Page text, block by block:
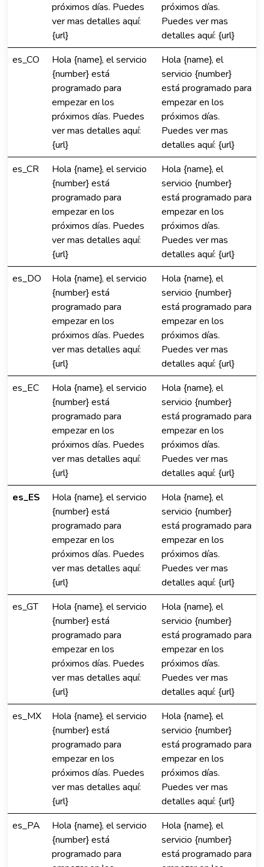
próximos días. Puedes
ver mas detalles aquí:
{url}
próximos días.
Puedes ver mas
detalles aquí: {url}
es_CO
Hola {name}, el servicio
{number} está
programado para
empezar en los
próximos días. Puedes
ver mas detalles aquí:
{url}
Hola {name}, el
servicio {number}
está programado para
empezar en los
próximos días.
Puedes ver mas
detalles aquí: {url}
es_CR
Hola {name}, el servicio
{number} está
programado para
empezar en los
próximos días. Puedes
ver mas detalles aquí:
{url}
Hola {name}, el
servicio {number}
está programado para
empezar en los
próximos días.
Puedes ver mas
detalles aquí: {url}
es_DO
Hola {name}, el servicio
{number} está
programado para
empezar en los
próximos días. Puedes
ver mas detalles aquí:
{url}
Hola {name}, el
servicio {number}
está programado para
empezar en los
próximos días.
Puedes ver mas
detalles aquí: {url}
es_EC
Hola {name}, el servicio
{number} está
programado para
empezar en los
próximos días. Puedes
ver mas detalles aquí:
{url}
Hola {name}, el
servicio {number}
está programado para
empezar en los
próximos días.
Puedes ver mas
detalles aquí: {url}
es_ES
Hola {name}, el servicio
{number} está
programado para
empezar en los
próximos días. Puedes
ver mas detalles aquí:
{url}
Hola {name}, el
servicio {number}
está programado para
empezar en los
próximos días.
Puedes ver mas
detalles aquí: {url}
es_GT
Hola {name}, el servicio
{number} está
programado para
empezar en los
próximos días. Puedes
ver mas detalles aquí:
{url}
Hola {name}, el
servicio {number}
está programado para
empezar en los
próximos días.
Puedes ver mas
detalles aquí: {url}
es_MX
Hola {name}, el servicio
{number} está
programado para
empezar en los
próximos días. Puedes
ver mas detalles aquí:
{url}
Hola {name}, el
servicio {number}
está programado para
empezar en los
próximos días.
Puedes ver mas
detalles aquí: {url}
es_PA
Hola {name}, el servicio
{number} está
programado para
Hola {name}, el
servicio {number}
está programado para